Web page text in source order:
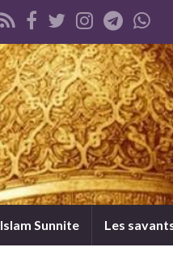
Islam Sunnite Les